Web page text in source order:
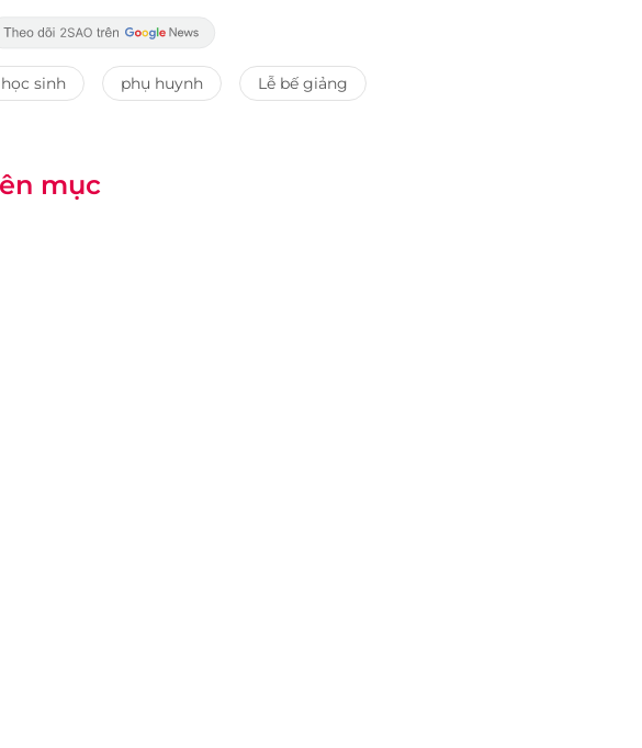
học sinh phụ huynh Lễ bế giảng
mục